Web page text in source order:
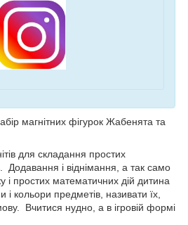
магнітних фігурок Жабенята та
для складання простих
Додавання і віднімання, а так само
і простих математичних дій дитина
кольори предметів, називати їх,
Вчитися нудно, а в ігровій формі